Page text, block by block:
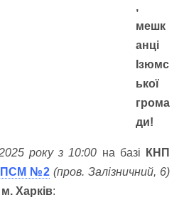
,
мешк
анці
Ізюмс
ької
грома
ди!
року з 10:00 на базі
КНП
№2 (пров. Залізничний, 6)
м. Харків: